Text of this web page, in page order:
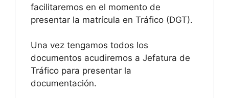
facilitaremos en el momento de
presentar la matrícula en Tráfico (DGT).
Una vez tengamos todos los
documentos acudiremos a Jefatura de
Tráfico para presentar la
documentación.